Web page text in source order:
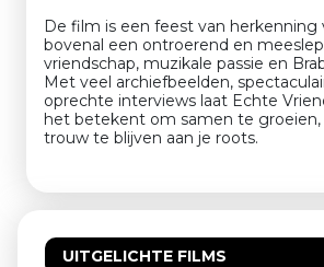
De film is een feest van herkenning
bovenal een ontroerend en
vriendschap, muzikale passie en
Met veel archiefbeelden,
oprechte interviews laat Echte
het betekent om samen te groeien,
trouw te blijven aan je roots.
UITGELICHTE FILMS